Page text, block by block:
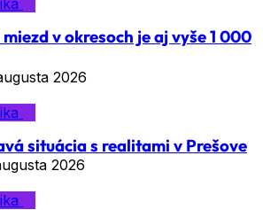
v okresoch je aj vyše 1 000
2026
situácia s realitami v Prešove
2026